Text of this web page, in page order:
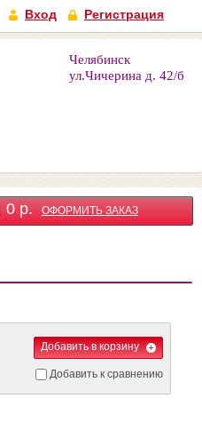
Вход Регистрация
Челябинск
ул.Чичерина д. 42/б
0 р. ОФОРМИТЬ ЗАКАЗ
Добавить в корзину
Добавить к сравнению